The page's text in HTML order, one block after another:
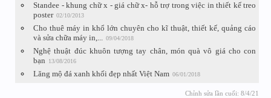
Standee - khung chữ x - giá chữ x- hỗ trợ trong việc in thiết kế treo
poster 02/10/2013
Cho thuê máy in khổ lớn chuyên cho kĩ thuật, thiết kế, quảng cáo
và sửa chữa máy in,... 09/04/2018
Nghệ thuật đúc khuôn tượng tay chân, món quà vô giá cho con
bạn
13/08/2016
Lăng mộ đá xanh khối đẹp nhất Việt Nam 06/01/2018
Chỉnh sửa lần cuối: 8/4/21